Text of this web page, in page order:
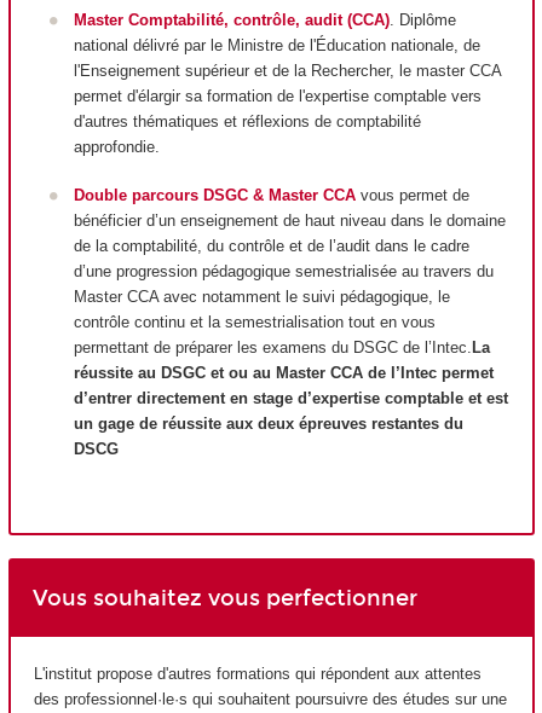
Master Comptabilité, contrôle, audit (CCA). Diplôme
national délivré par le Ministre de l'Éducation nationale, de
l'Enseignement supérieur et de la Rechercher, le master CCA
permet d'élargir sa formation de l'expertise comptable vers
d'autres thématiques et réflexions de comptabilité
approfondie.
Double parcours DSGC & Master CCA vous permet de
bénéficier d’un enseignement de haut niveau dans le domaine
de la comptabilité, du contrôle et de l’audit dans le cadre
d’une progression pédagogique semestrialisée au travers du
Master CCA avec notamment le suivi pédagogique, le
contrôle continu et la semestrialisation tout en vous
permettant de préparer les examens du DSGC de l’Intec. La
réussite au DSGC et ou au Master CCA de l’Intec permet
d’entrer directement en stage d’expertise comptable et est
un gage de réussite aux deux épreuves restantes du
DSCG
Vous souhaitez vous perfectionner
L'institut propose d'autres formations qui répondent aux attentes
des professionnel·le·s qui souhaitent poursuivre des études sur une